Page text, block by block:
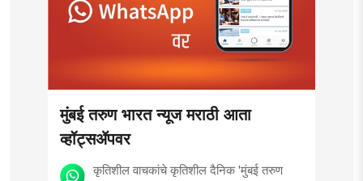
मुंबई तरुण भारत न्यूज मराठी आता
व्हॉट्सॲपवर
कृतिशील वाचकांचे कृतिशील दैनिक 'मुंबई तरुण